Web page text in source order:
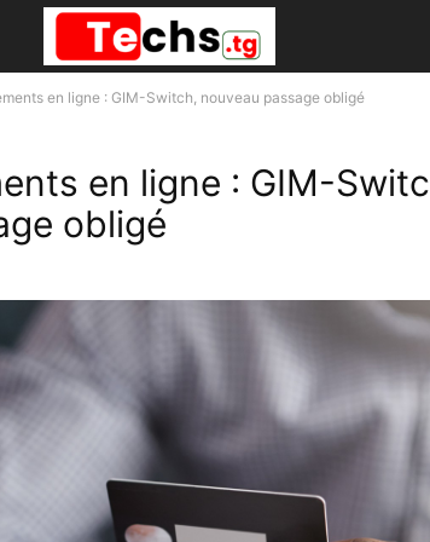
en ligne : GIM-Switch, nouveau passage obligé
en ligne : GIM-
obligé